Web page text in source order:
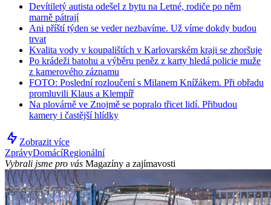
Devítiletý autista odešel z bytu na Letné, rodiče po něm
marně pátrají
Ani příští týden se veder nezbavíme. Už víme dokdy budou
trvat
Kvalita vody v koupalištích v Karlovarském kraji se zhoršuje
Po krádeži batohu a výběru peněz z karty hledá policie muže
z kamerového záznamu
FOTO: Poslední rozloučení s Milanem Knížákem. Při obřadu
promluvili Klaus a Klempíř
Na plovárně ve Znojmě se popralo třicet lidí. Přibudou
kamery i častější hlídky
Zobrazit více
ZprávyDomácíRegionální
Vybrali jsme pro vás Magazíny a zajímavosti